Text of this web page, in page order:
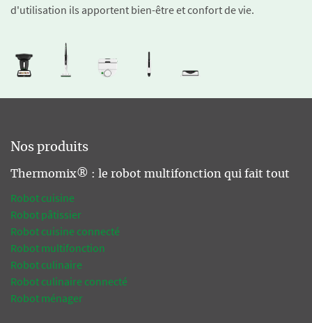
d'utilisation ils apportent bien-être et confort de vie.
Nos produits
Thermomix® : le robot multifonction qui fait tout
Robot cuisine
Robot pâtissier
Robot cuisine connecté
Robot multifonction
Robot culinaire
Robot culinaire connecté
Robot ménager